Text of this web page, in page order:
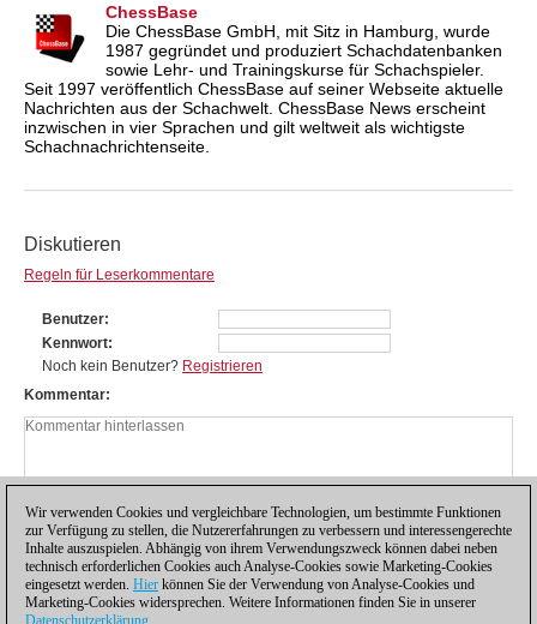
ChessBase
Die ChessBase GmbH, mit Sitz in Hamburg, wurde
1987 gegründet und produziert Schachdatenbanken
sowie Lehr- und Trainingskurse für Schachspieler.
Seit 1997 veröffentlich ChessBase auf seiner Webseite aktuelle
Nachrichten aus der Schachwelt. ChessBase News erscheint
inzwischen in vier Sprachen und gilt weltweit als wichtigste
Schachnachrichtenseite.
Diskutieren
Regeln für Leserkommentare
Benutzer
Kennwort
Noch kein Benutzer? Registrieren
Kommentar
Wir verwenden Cookies und vergleichbare Technologien, um bestimmte Funktionen
zur Verfügung zu stellen, die Nutzererfahrungen zu verbessern und interessengerechte
Inhalte auszuspielen. Abhängig von ihrem Verwendungszweck können dabei neben
technisch erforderlichen Cookies auch Analyse-Cookies sowie Marketing-Cookies
eingesetzt werden. Hier können Sie der Verwendung von Analyse-Cookies und
Marketing-Cookies widersprechen. Weitere Informationen finden Sie in unserer
Datenschutzerklärung